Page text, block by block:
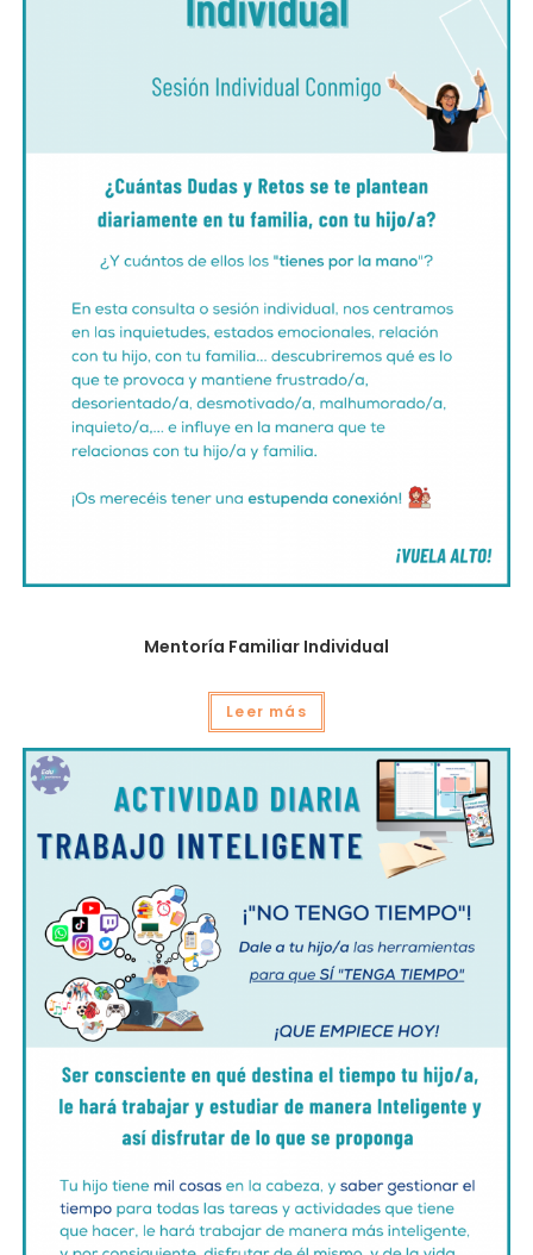
Mentoría Familiar Individual
Leer más